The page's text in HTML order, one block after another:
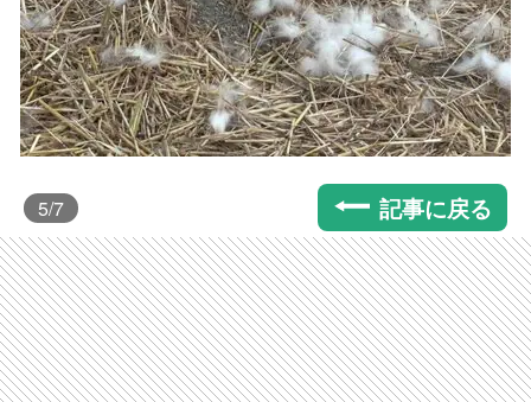
5/7 記事に戻る